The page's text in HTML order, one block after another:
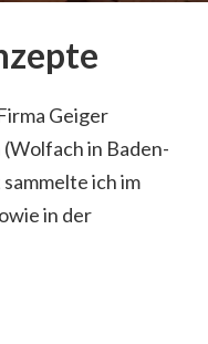
Geiger
in Baden-
ich im
in der